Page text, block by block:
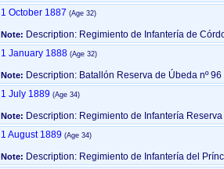
1 October 1887
Note: Description: Regimiento de Infantería de
1 January 1888
Note: Description: Batallón Reserva de Úbeda nº 96
1 July 1889
Note: Description: Regimiento de Infantería
1 August 1889
Note: Description: Regimiento de Infantería del